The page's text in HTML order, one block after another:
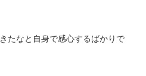
たなと自身で感心するばかりで